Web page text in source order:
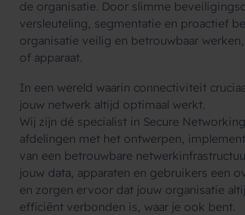
de organisatie. Door slimme
versleuteling, segmentatie en proactief
organisatie veilig en betrouwbaar
of apparaat.
In een wereld waarin connectiviteit
jouw netwerk altijd optimaal werkt.
Wij zijn dé specialist in Secure
afdelingen met het ontwerpen,
van een betrouwbare
jouw data, apparaten en gebruikers een
en zorgen ervoor dat jouw organisatie
efficiënt verbonden is, waar je ook bent.